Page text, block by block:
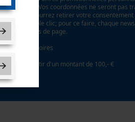
newsletter. Vos coordonnées ne seront pas
tiers. Vous pourrez retirer votre
sur simple clic; pour ce faire, chaque
lien tout en bas de page.
obligatoires
Valable à partir d'un montant de 100,- €